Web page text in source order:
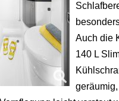
Auch die
140 L